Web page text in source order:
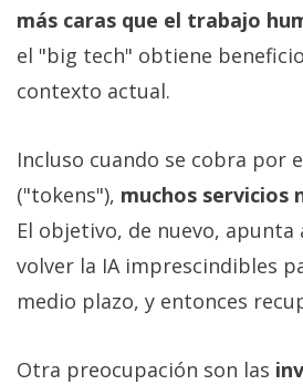
más caras que el trabajo
el "big tech" obtiene
contexto actual.
Incluso cuando se cobra por
("tokens"), muchos servicios
El objetivo, de nuevo, apunta
volver la IA imprescindibles
medio plazo, y entonces
Otra preocupación son las